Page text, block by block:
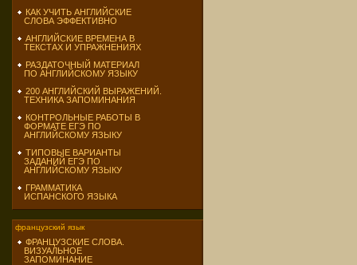
КАК УЧИТЬ АНГЛИЙСКИЕ
СЛОВА ЭФФЕКТИВНО
АНГЛИЙСКИЕ ВРЕМЕНА В
ТЕКСТАХ И УПРАЖНЕНИЯХ
РАЗДАТОЧНЫЙ МАТЕРИАЛ
ПО АНГЛИЙСКОМУ ЯЗЫКУ
200 АНГЛИЙСКИЙ ВЫРАЖЕНИЙ.
ТЕХНИКА ЗАПОМИНАНИЯ
КОНТРОЛЬНЫЕ РАБОТЫ В
ФОРМАТЕ ЕГЭ ПО
АНГЛИЙСКОМУ ЯЗЫКУ
ТИПОВЫЕ ВАРИАНТЫ
ЗАДАНИЙ ЕГЭ ПО
АНГЛИЙСКОМУ ЯЗЫКУ
ГРАММАТИКА
ИСПАНСКОГО ЯЗЫКА
французский язык
ФРАНЦУЗСКИЕ СЛОВА.
ВИЗУАЛЬНОЕ
ЗАПОМИНАНИЕ